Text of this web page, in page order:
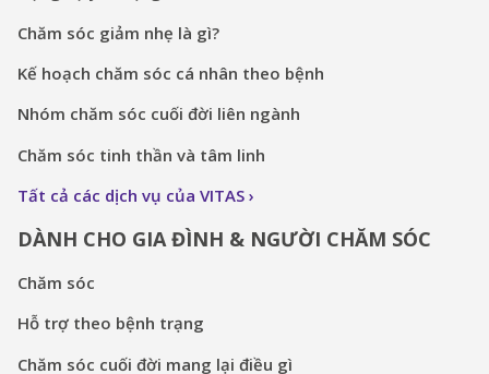
Chăm sóc giảm nhẹ là gì?
Kế hoạch chăm sóc cá nhân theo bệnh
Nhóm chăm sóc cuối đời liên ngành
Chăm sóc tinh thần và tâm linh
Tất cả các dịch vụ của VITAS
DÀNH CHO GIA ĐÌNH & NGƯỜI CHĂM SÓC
Chăm sóc
Hỗ trợ theo bệnh trạng
Chăm sóc cuối đời mang lại điều gì